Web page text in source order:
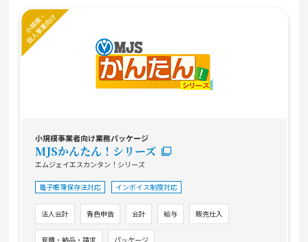
小規模事業者向け業務パッケージ
MJSかんたん！シリーズ
エムジェイエスカンタン！シリーズ
電子帳簿保存法対応 インボイス制度対応
法人会計 青色申告 会計 給与 販売仕入
見積・納品・請求 パッケージ